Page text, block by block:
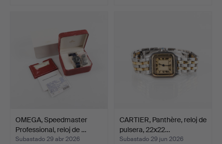
OMEGA, Speedmaster
Professional, reloj de …
Subastado 29 abr 2026
CARTIER, Panthère, reloj de
pulsera, 22x22…
Subastado 29 jun 2026